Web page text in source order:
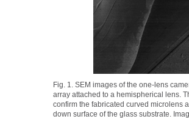
Fig. 1. SEM images of the one-lens
array attached to a hemispherical lens.
confirm the fabricated curved microlens
down surface of the glass substrate.